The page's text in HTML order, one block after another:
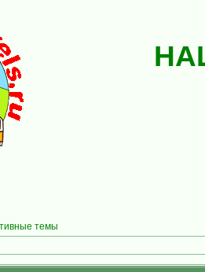
темы